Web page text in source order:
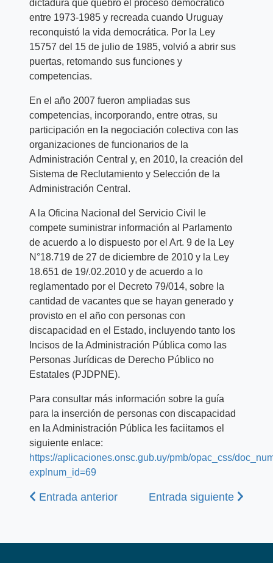
dictadura que quebró el proceso democrático
entre 1973-1985 y recreada cuando Uruguay
reconquistó la vida democrática. Por la Ley
15757 del 15 de julio de 1985, volvió a abrir sus
puertas, retomando sus funciones y
competencias.
En el año 2007 fueron ampliadas sus
competencias, incorporando, entre otras, su
participación en la negociación colectiva con las
organizaciones de funcionarios de la
Administración Central y, en 2010, la creación del
Sistema de Reclutamiento y Selección de la
Administración Central.
A la Oficina Nacional del Servicio Civil le
compete suministrar información al Parlamento
de acuerdo a lo dispuesto por el Art. 9 de la Ley
N°18.719 de 27 de diciembre de 2010 y la Ley
18.651 de 19/.02.2010 y de acuerdo a lo
reglamentado por el Decreto 79/014, sobre la
cantidad de vacantes que se hayan generado y
provisto en el año con personas con
discapacidad en el Estado, incluyendo tanto los
Incisos de la Administración Pública como las
Personas Jurídicas de Derecho Público no
Estatales (PJDPNE).
Para consultar más información sobre la guía
para la inserción de personas con discapacidad
en la Administración Pública les faciitamos el
siguiente enlace:
https://aplicaciones.onsc.gub.uy/pmb/opac_css/
explnum_id=69
Anterior
Entrada anterior Siguiente
Entrada siguiente